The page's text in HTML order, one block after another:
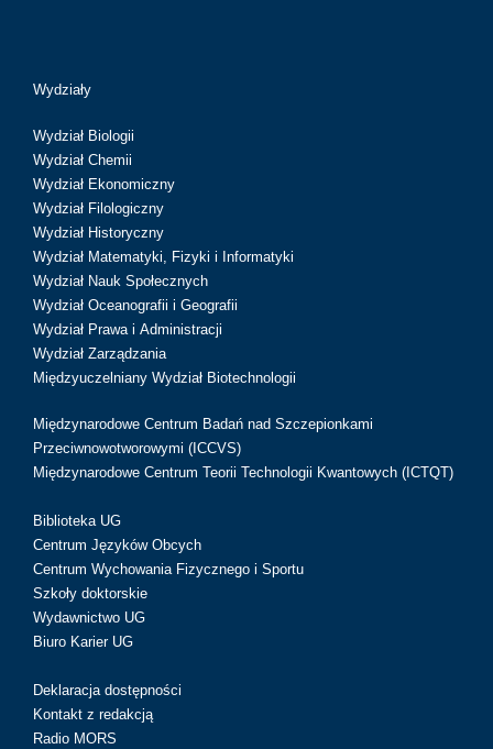
Wydziały
Wydział Biologii
Wydział Chemii
Wydział Ekonomiczny
Wydział Filologiczny
Wydział Historyczny
Wydział Matematyki, Fizyki i Informatyki
Wydział Nauk Społecznych
Wydział Oceanografii i Geografii
Wydział Prawa i Administracji
Wydział Zarządzania
Międzyuczelniany Wydział Biotechnologii
Międzynarodowe Centrum Badań nad Szczepionkami
Przeciwnowotworowymi (ICCVS)
Międzynarodowe Centrum Teorii Technologii Kwantowych (ICTQT)
Biblioteka UG
Centrum Języków Obcych
Centrum Wychowania Fizycznego i Sportu
Szkoły doktorskie
Wydawnictwo UG
Biuro Karier UG
Deklaracja dostępności
Kontakt z redakcją
Radio MORS